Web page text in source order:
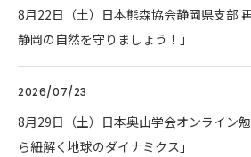
8月22日（土）日本熊森協会静岡県支部
静岡の自然を守りましょう！」
2026/07/23
8月29日（土）日本奥山学会オンライン
ら紐解く地球のダイナミクス」